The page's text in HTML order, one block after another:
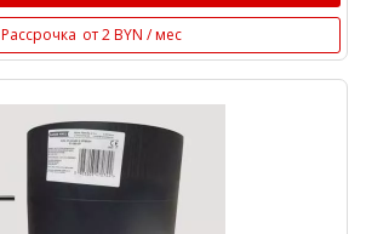
Рассрочка от 2 BYN / мес